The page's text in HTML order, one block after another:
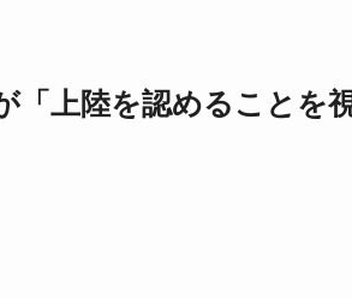
「上陸を認めることを